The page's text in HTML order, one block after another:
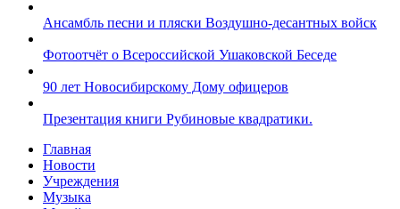
Ансамбль песни и пляски Воздушно-десантных войск
Фотоотчёт о Всероссийской Ушаковской Беседе
90 лет Новосибирскому Дому офицеров
Презентация книги Рубиновые квадратики.
Главная
Новости
Учреждения
Музыка